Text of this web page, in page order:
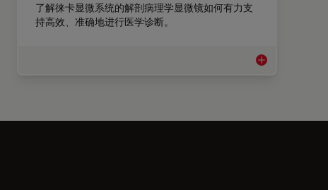
学
了解徕卡显微系统的解剖病理学显微镜如何有力支
持高效、准确地进行医学诊断。
解剖病理学